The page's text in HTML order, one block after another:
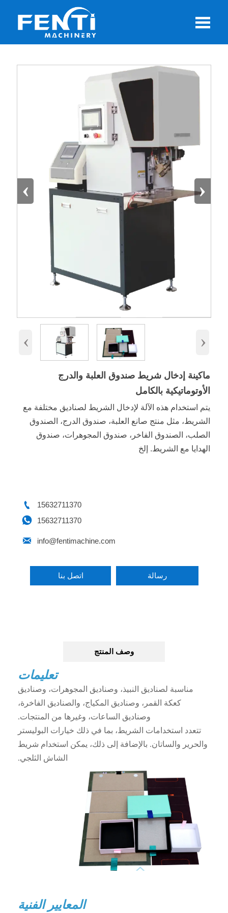

‹ ›
‹ ›
ماكينة إدخال شريط صندوق العلبة والدرج
الأوتوماتيكية بالكامل
يتم استخدام هذه الآلة لإدخال الشريط لصناديق مختلفة مع
الشريط، مثل منتج صانع العلبة، صندوق الدرج، الصندوق
الصلب، الصندوق الفاخر، صندوق المجوهرات، صندوق
الهدايا مع الشريط. إلخ
 15632711370
 15632711370
 info@fentimachine.com
اتصل بنا رسالة
وصف المنتج
تعليمات
مناسبة لصناديق النبيذ، وصناديق المجوهرات، وصناديق
كعكة القمر، وصناديق المكياج، والصناديق الفاخرة،
وصناديق الساعات، وغيرها من المنتجات.
تتعدد استخدامات الشريط، بما في ذلك خيارات البوليستر
والحرير والساتان. بالإضافة إلى ذلك، يمكن استخدام شريط
الشاش الثلجي.
المعايير الفنية